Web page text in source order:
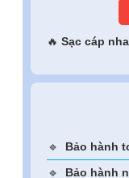
🔥 Sạc cáp
🔹 Bảo hành
🔹 Bảo hành